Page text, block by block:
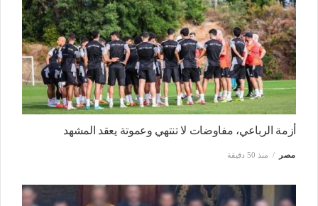
أزمة الرباعي، مفاوضات لا تنتهي وعموتة يعقد المشهد
مصر منذ 50 دقيقة